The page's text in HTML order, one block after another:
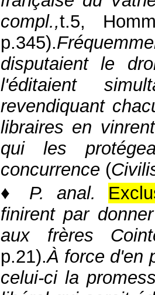
compl.,t.5,
p.345).
disputaient le
l'éditaient
revendiquant
libraires en
qui les
concurrence (
♦ P. anal.
finirent par
aux frères
p.21).À force d'en
celui-ci la